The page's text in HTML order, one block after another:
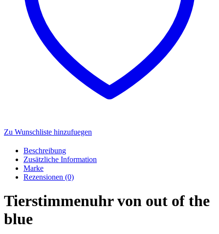
Zu Wunschliste hinzufuegen
Beschreibung
Zusätzliche Information
Marke
Rezensionen (0)
Tierstimmenuhr von out of the
blue